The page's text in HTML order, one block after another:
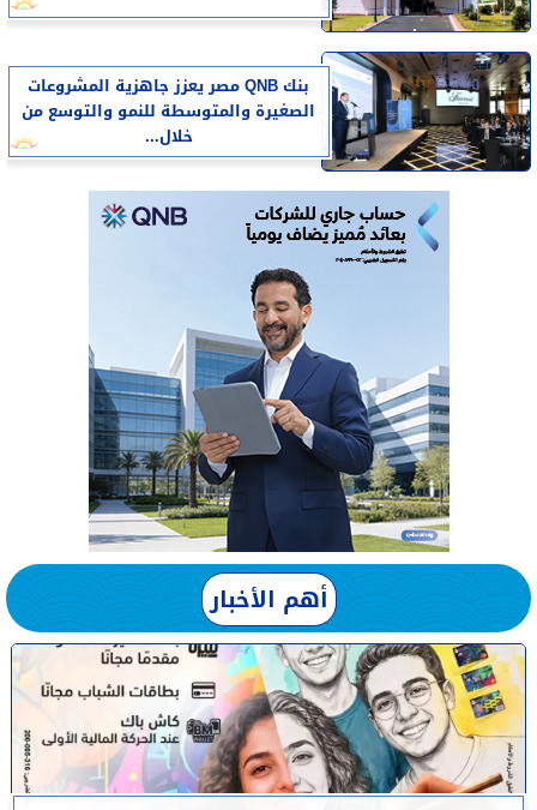
بنك QNB مصر يعزز جاهزية المشروعات
الصغيرة والمتوسطة للنمو والتوسع من
خلال...
أهم الأخبار